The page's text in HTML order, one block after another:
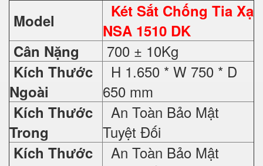
Model
Két Sắt Chống Tia Xạ
NSA 1510 DK
Cân Nặng
700 ± 10Kg
Kích Thước
Ngoài
H 1.650 * W 750 * D
650 mm
Kích Thước
Trong
An Toàn Bảo Mật
Tuyệt Đối
Kích Thước
An Toàn Bảo Mật